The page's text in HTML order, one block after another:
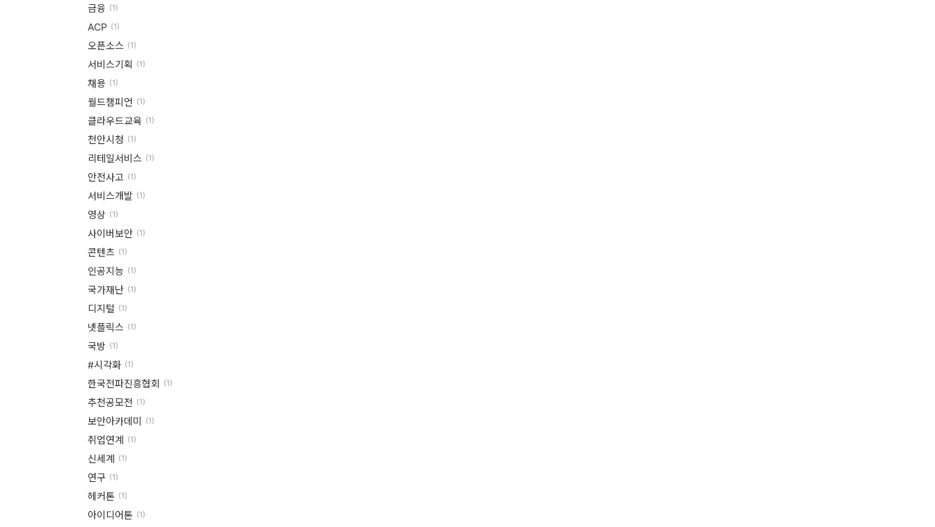
금융 (1)
ACP (1)
오픈소스 (1)
서비스기획 (1)
채용 (1)
월드챔피언 (1)
클라우드교육 (1)
천안시청 (1)
리테일서비스 (1)
안전사고 (1)
서비스개발 (1)
영상 (1)
사이버보안 (1)
콘텐츠 (1)
인공지능 (1)
국가재난 (1)
디지털 (1)
넷플릭스 (1)
국방 (1)
#시각화 (1)
한국전파진흥협회 (1)
추천공모전 (1)
보안아카데미 (1)
취업연계 (1)
신세계 (1)
연구 (1)
헤커톤 (1)
아이디어톤 (1)